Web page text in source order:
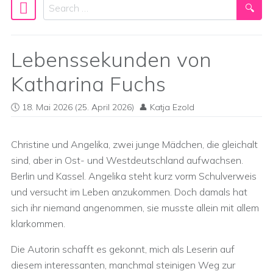
Main Navigation
Search
Lebenssekunden von
Katharina Fuchs
18. Mai 2026 (25. April 2026) Katja Ezold
Christine und Angelika, zwei junge Mädchen, die gleichalt
sind, aber in Ost- und Westdeutschland aufwachsen.
Berlin und Kassel. Angelika steht kurz vorm Schulverweis
und versucht im Leben anzukommen. Doch damals hat
sich ihr niemand angenommen, sie musste allein mit allem
klarkommen.
Die Autorin schafft es gekonnt, mich als Leserin auf
diesem interessanten, manchmal steinigen Weg zur